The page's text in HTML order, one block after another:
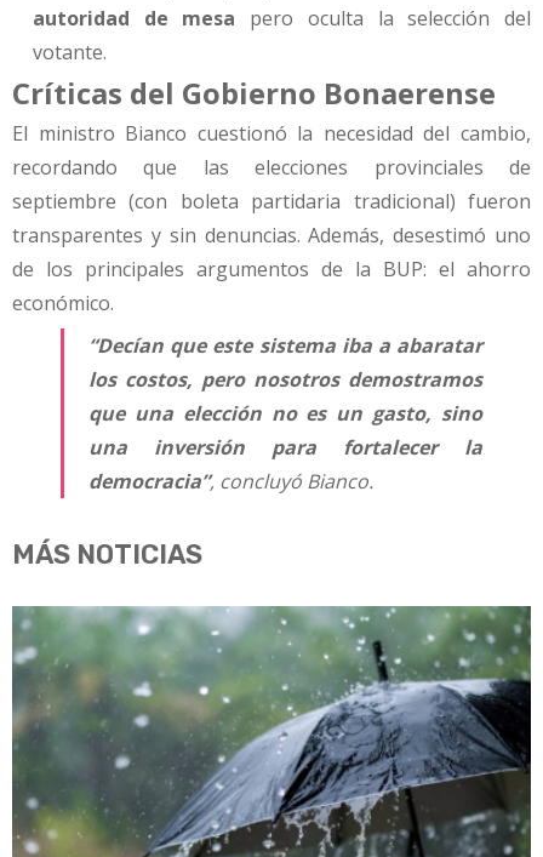
autoridad de mesa pero oculta la selección del
votante.
Críticas del Gobierno Bonaerense
El ministro Bianco cuestionó la necesidad del cambio,
recordando que las elecciones provinciales de
septiembre (con boleta partidaria tradicional) fueron
transparentes y sin denuncias. Además, desestimó uno
de los principales argumentos de la BUP: el ahorro
económico.
“Decían que este sistema iba a abaratar
los costos, pero nosotros demostramos
que una elección no es un gasto, sino
una inversión para fortalecer la
democracia”, concluyó Bianco.
MÁS NOTICIAS